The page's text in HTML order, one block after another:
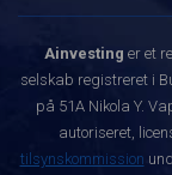
Ainvesting er et
selskab registreret i
på 51A Nikola Y.
autoriseret,
tilsynskommission